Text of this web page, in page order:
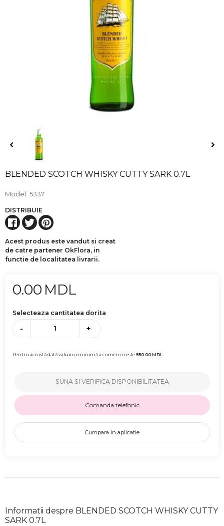
BLENDED SCOTCH WHISKY CUTTY SARK 0.7L
Model 5337
DISTRIBUIE
Acest produs este vandut si creat
de catre partener OkFlora, in
functie de localitatea livrarii.
0.00 MDL
Selecteaza cantitatea dorita
- +
Pentru această dată valoarea minimă a comenzii este550.00MDL
SUNA SI VERIFICA DISPONIBILITATEA
Comanda telefonic
Cumpara in aplicatie
Informatii despre BLENDED SCOTCH WHISKY CUTTY
SARK 0.7L